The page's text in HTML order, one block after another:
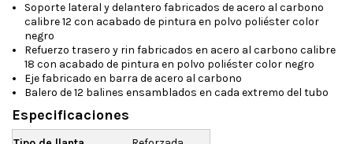
Soporte lateral y delantero fabricados de acero al carbono
calibre 12 con acabado de pintura en polvo poliéster color
negro
Refuerzo trasero y rin fabricados en acero al carbono calibre
18 con acabado de pintura en polvo poliéster color negro
Eje fabricado en barra de acero al carbono
Balero de 12 balines ensamblados en cada extremo del tubo
Especificaciones